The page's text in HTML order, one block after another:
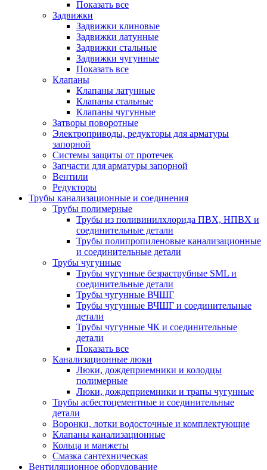
Показать все
Задвижки
Задвижки клиновые
Задвижки латунные
Задвижки стальные
Задвижки чугунные
Показать все
Клапаны
Клапаны латунные
Клапаны стальные
Клапаны чугунные
Затворы поворотные
Электроприводы, редукторы для арматуры
запорной
Системы защиты от протечек
Запчасти для арматуры запорной
Вентили
Редукторы
Трубы канализационные и соединения
Трубы полимерные
Трубы из поливинилхлорида ПВХ, НПВХ и
соединительные детали
Трубы полипропиленовые канализационные
и соединительные детали
Трубы чугунные
Трубы чугунные безраструбные SML и
соединительные детали
Трубы чугунные ВЧШГ
Трубы чугунные ВЧШГ и соединительные
детали
Трубы чугунные ЧК и соединительные
детали
Показать все
Канализационные люки
Люки, дождеприемники и колодцы
полимерные
Люки, дождеприемники и трапы чугунные
Трубы асбестоцементные и соединительные
детали
Воронки, лотки водосточные и комплектующие
Клапаны канализационные
Кольца и манжеты
Смазка сантехническая
Вентиляционное оборудование